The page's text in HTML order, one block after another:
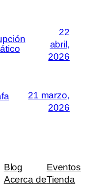
22
abril,
2026
21 marzo,
2026
Blog
Acerca de
Eventos
Tienda